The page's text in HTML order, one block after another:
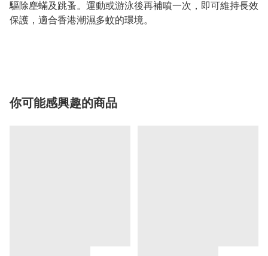
驅除塵蟎及跳蚤。運動或游泳後再補噴一次，即可維持長效
保護，適合香港潮濕多蚊的環境。
你可能感興趣的商品